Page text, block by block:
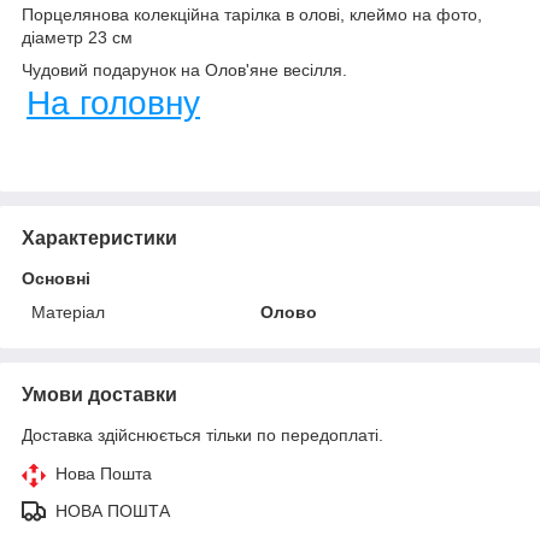
Порцелянова колекційна тарілка в олові, клеймо на фото,
діаметр 23 см
Чудовий подарунок на Олов'яне весілля.
На головну
Характеристики
Основні
Матеріал
Олово
Умови доставки
Доставка здійснюється тільки по передоплаті.
Нова Пошта
НОВА ПОШТА